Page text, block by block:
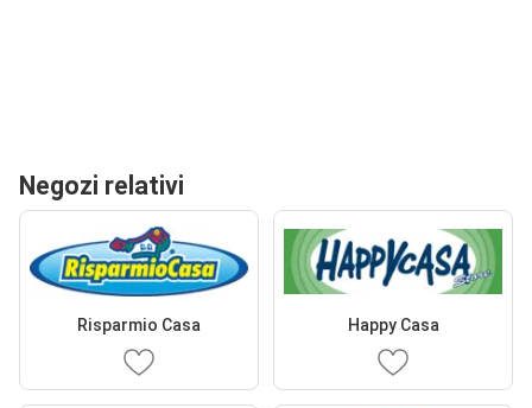
Negozi relativi
Risparmio Casa Happy Casa